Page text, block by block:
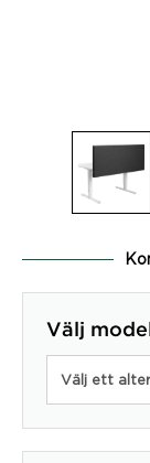
Välj modell
Välj ett